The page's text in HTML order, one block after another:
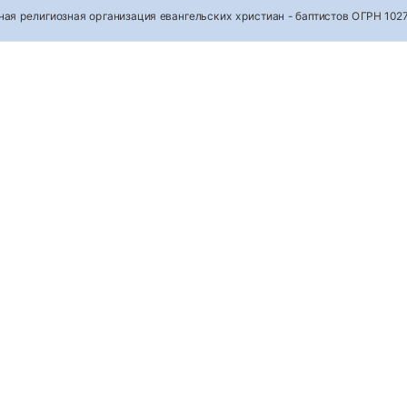
религиозная организация евангельских христиан - баптистов ОГРН